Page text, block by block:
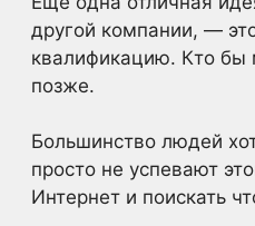
другой компании, —
квалификацию. Кто бы
позже.
Большинство людей
просто не успевают
Интернет и поискать